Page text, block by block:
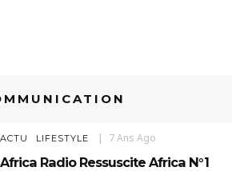
ACTU LIFESTYLE 7 Ans Ago
Africa Radio Ressuscite Africa N°1